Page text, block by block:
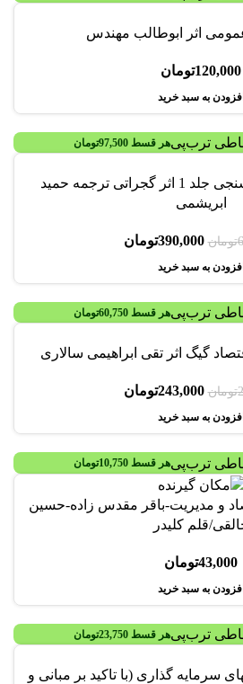
اثر ابوطالب مهندس
120,000تومان
به سبد خرید
هر قسط 97,500تومان
کتاب مبانی اقتصاد سنجی جلد 1 اثر گجراتی ترجمه حمید
ابریشمی
تومان 390,000تومان
افزودن به سبد خرید
هر قسط 60,750تومان
گیگ اثر تقی ابراهیمی سالاری
تومان 243,000تومان
افزودن به سبد خرید
هر قسط 10,750تومان
و مدیریت-باقر مقدس زاده-حسین
قلم کلیدر
43,000تومان
افزودن به سبد خرید
هر قسط 23,750تومان
سرمایه گذاری (با تاکید بر مبانی و